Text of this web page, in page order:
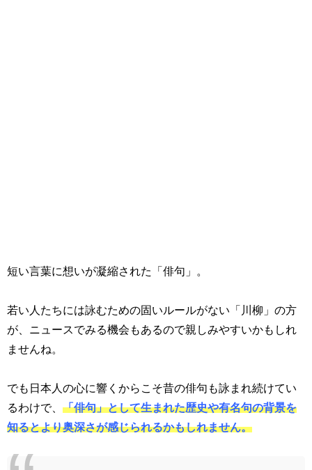
短い言葉に想いが凝縮された「俳句」。
若い人たちには詠むための固いルールがない「川柳」の方
が、ニュースでみる機会もあるので親しみやすいかもしれ
ませんね。
でも日本人の心に響くからこそ昔の俳句も詠まれ続けてい
るわけで、 「俳句」として生まれた歴史や有名句の背景を
知るとより奥深さが感じられるかもしれません。